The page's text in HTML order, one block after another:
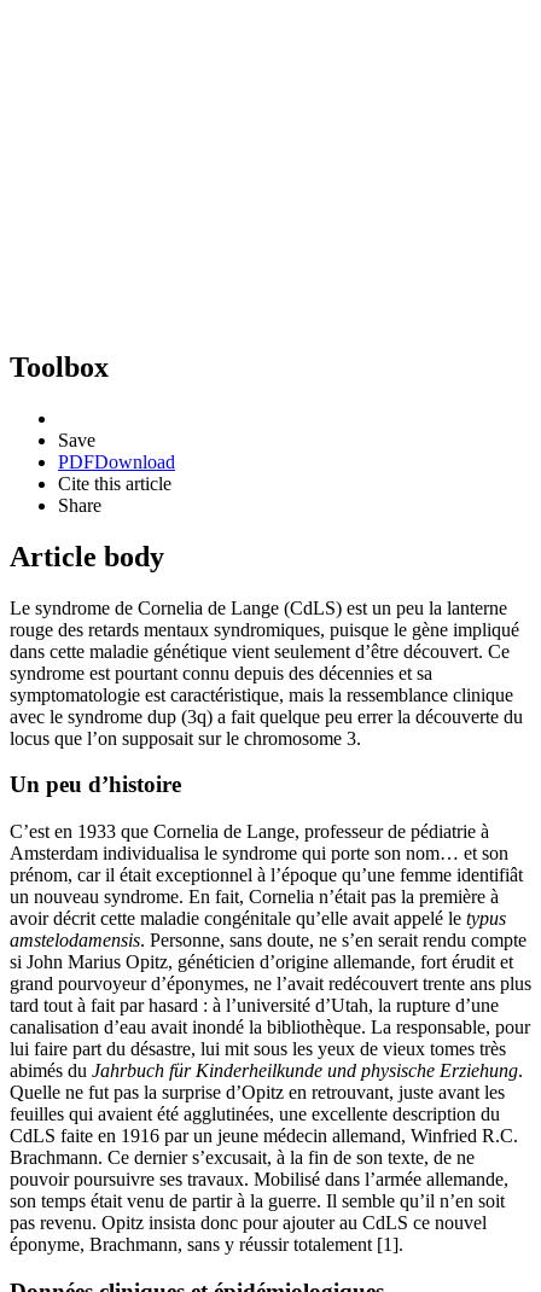
Toolbox
Save
PDFDownload
Cite this article
Share
Article body
Le syndrome de Cornelia de Lange (CdLS) est un peu la lanterne
rouge des retards mentaux syndromiques, puisque le gène impliqué
dans cette maladie génétique vient seulement d’être découvert. Ce
syndrome est pourtant connu depuis des décennies et sa
symptomatologie est caractéristique, mais la ressemblance clinique
avec le syndrome dup (3q) a fait quelque peu errer la découverte du
locus que l’on supposait sur le chromosome 3.
Un peu d’histoire
C’est en 1933 que Cornelia de Lange, professeur de pédiatrie à
Amsterdam individualisa le syndrome qui porte son nom… et son
prénom, car il était exceptionnel à l’époque qu’une femme identifiât
un nouveau syndrome. En fait, Cornelia n’était pas la première à
avoir décrit cette maladie congénitale qu’elle avait appelé le typus
amstelodamensis. Personne, sans doute, ne s’en serait rendu compte
si John Marius Opitz, généticien d’origine allemande, fort érudit et
grand pourvoyeur d’éponymes, ne l’avait redécouvert trente ans plus
tard tout à fait par hasard : à l’université d’Utah, la rupture d’une
canalisation d’eau avait inondé la bibliothèque. La responsable, pour
lui faire part du désastre, lui mit sous les yeux de vieux tomes très
abimés du Jahrbuch für Kinderheilkunde und physische Erziehung.
Quelle ne fut pas la surprise d’Opitz en retrouvant, juste avant les
feuilles qui avaient été agglutinées, une excellente description du
CdLS faite en 1916 par un jeune médecin allemand, Winfried R.C.
Brachmann. Ce dernier s’excusait, à la fin de son texte, de ne
pouvoir poursuivre ses travaux. Mobilisé dans l’armée allemande,
son temps était venu de partir à la guerre. Il semble qu’il n’en soit
pas revenu. Opitz insista donc pour ajouter au CdLS ce nouvel
éponyme, Brachmann, sans y réussir totalement [1].